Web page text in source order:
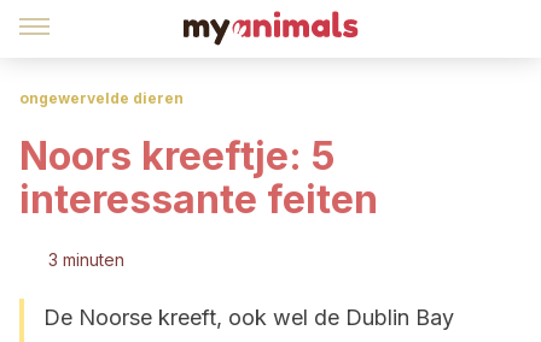
ongewervelde dieren
Noors kreeftje: 5
interessante feiten
3 minuten
De Noorse kreeft, ook wel de Dublin Bay